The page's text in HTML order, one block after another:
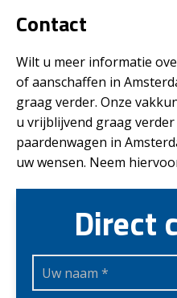
Contact
Wilt u meer informatie
of aanschaffen in
graag verder. Onze
u vrijblijvend graag
paardenwagen in
uw wensen. Neem
Direct